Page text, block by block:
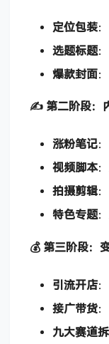
定位包装
选题标题
爆款封面
✍️ 第二阶段：
涨粉笔记
视频脚本
拍摄剪辑：
特色专题：
💰 第三阶段：
引流开店
接广带货
九大赛道